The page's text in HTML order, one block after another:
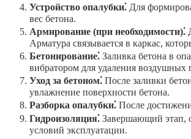
Устройство опалубки⁚ Для
вес бетона.
Армирование (при необходимости)⁚
Арматура связывается в каркас,
Бетонирование⁚ Заливка бетона в
вибратором для удаления воздушных
Уход за бетоном⁚ После заливки
увлажнение поверхности бетона.
Разборка опалубки⁚ После
Гидроизоляция⁚ Завершающий этап,
условий эксплуатации.